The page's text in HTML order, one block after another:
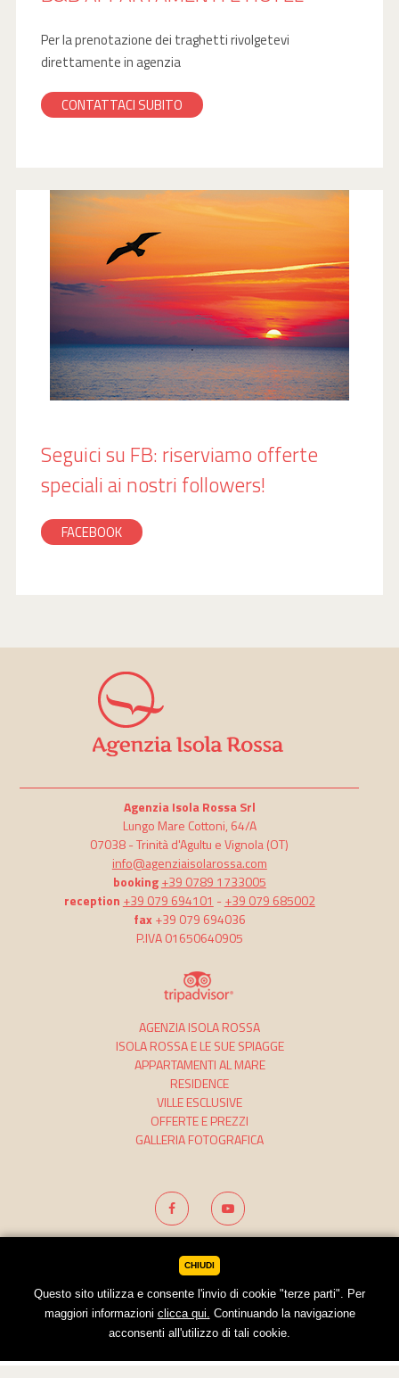
Per la prenotazione dei traghetti rivolgetevi
direttamente in agenzia
CONTATTACI SUBITO
Seguici su FB: riserviamo offerte
speciali ai nostri followers!
FACEBOOK
Agenzia Isola Rossa Srl
Lungo Mare Cottoni, 64/A
07038 -Trinità d'Agultu e Vignola(OT)
info@agenziaisolarossa.com
booking +39 0789 1733005
reception +39 079 694101 -+39 079 685002
fax+39 079 694036
P.IVA 01650640905
Dati societari
AGENZIA ISOLA ROSSA
ISOLA ROSSA E LE SUE SPIAGGE
APPARTAMENTI AL MARE
RESIDENCE
VILLE ESCLUSIVE
OFFERTE E PREZZI
GALLERIA FOTOGRAFICA
CHIUDI
Questo sito utilizza e consente l'invio di cookie "terze parti". Per
maggiori informazioni clicca qui. Continuando la navigazione
acconsenti all'utilizzo di tali cookie.